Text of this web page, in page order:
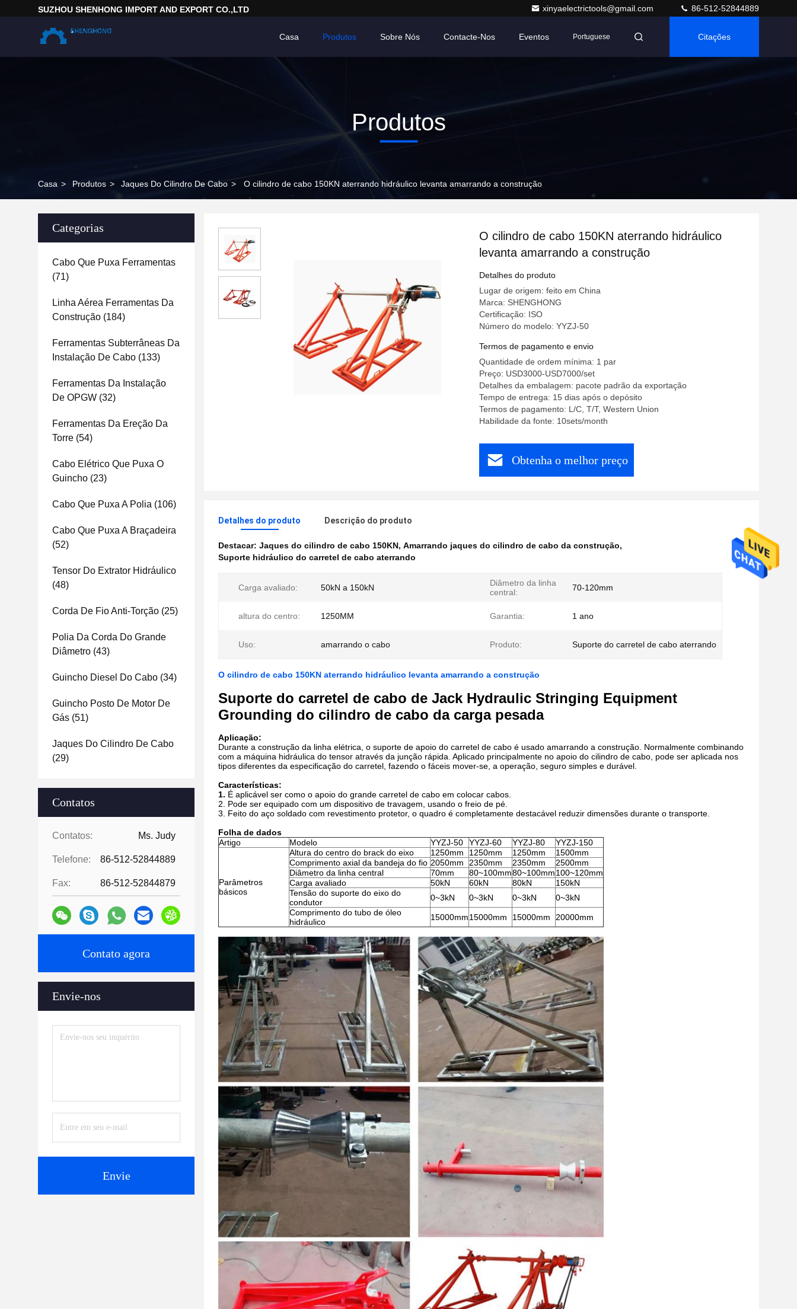
SUZHOU SHENHONG IMPORT AND EXPORT CO.,LTD xinyaelectrictools@gmail.com 86-512-52844889
Casa Produtos Sobre Nós Contacte-Nos Eventos Portuguese Citações
Produtos
Casa > Produtos > Jaques Do Cilindro De Cabo > O cilindro de cabo 150KN aterrando hidráulico levanta amarrando a construção
Categorias
Cabo Que Puxa Ferramentas
(71)
Linha Aérea Ferramentas Da
Construção (184)
Ferramentas Subterrâneas Da
Instalação De Cabo (133)
Ferramentas Da Instalação
De OPGW (32)
Ferramentas Da Ereção Da
Torre (54)
Cabo Elétrico Que Puxa O
Guincho (23)
Cabo Que Puxa A Polia (106)
Cabo Que Puxa A Braçadeira
(52)
Tensor Do Extrator Hidráulico
(48)
Corda De Fio Anti-Torção (25)
Polia Da Corda Do Grande
Diâmetro (43)
Guincho Diesel Do Cabo (34)
Guincho Posto De Motor De
Gás (51)
Jaques Do Cilindro De Cabo
(29)
Contatos
Contatos: Ms. Judy
Telefone: 86-512-52844889
Fax: 86-512-52844879
Contato agora
Envie-nos
Envie
O cilindro de cabo 150KN aterrando hidráulico
levanta amarrando a construção
Detalhes do produto
Lugar de origem: feito em China
Marca: SHENGHONG
Certificação: ISO
Número do modelo: YYZJ-50
Termos de pagamento e envio
Quantidade de ordem mínima: 1 par
Preço: USD3000-USD7000/set
Detalhes da embalagem: pacote padrão da exportação
Tempo de entrega: 15 dias após o depósito
Termos de pagamento: L/C, T/T, Western Union
Habilidade da fonte: 10sets/month
Obtenha o melhor preço
Detalhes do produto Descrição do produto
Destacar: Jaques do cilindro de cabo 150KN, Amarrando jaques do cilindro de cabo da construção,
Suporte hidráulico do carretel de cabo aterrando
Carga avaliado: 50kN a 150kN
Diâmetro da linha
central:
70-120mm
altura do centro: 1250MM Garantia: 1 ano
Uso: amarrando o cabo Produto: Suporte do carretel de cabo aterrando
O cilindro de cabo 150KN aterrando hidráulico levanta amarrando a construção
Suporte do carretel de cabo de Jack Hydraulic Stringing Equipment
Grounding do cilindro de cabo da carga pesada
Aplicação:
Durante a construção da linha elétrica, o suporte de apoio do carretel de cabo é usado amarrando a construção. Normalmente combinando
com a máquina hidráulica do tensor através da junção rápida. Aplicado principalmente no apoio do cilindro de cabo, pode ser aplicada nos
tipos diferentes da especificação do carretel, fazendo o fáceis mover-se, a operação, seguro simples e durável.
Características:
1. É aplicável ser como o apoio do grande carretel de cabo em colocar cabos.
2. Pode ser equipado com um dispositivo de travagem, usando o freio de pé.
3. Feito do aço soldado com revestimento protetor, o quadro é completamente destacável reduzir dimensões durante o transporte.
Folha de dados
Artigo
Modelo YYZJ-50 YYZJ-60 YYZJ-80 YYZJ-150
Parâmetros
básicos
Altura do centro do brack do eixo 1250mm 1250mm 1250mm
1500mm
Comprimento axial da bandeja do fio 2050mm 2350mm 2350mm
2500mm
Diâmetro da linha central
70mm 80~100mm80~100mm100~120mm
Carga avaliado
50kN 60kN 80kN
150kN
Tensão do suporte do eixo do
condutor
0~3kN 0~3kN 0~3kN
0~3kN
Comprimento do tubo de óleo
hidráulico
15000mm15000mm 15000mm 20000mm